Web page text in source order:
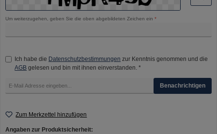
Um weiterzugehen, geben Sie die oben abgebildeten Zeichen ein *
Ich habe die Datenschutzbestimmungen zur Kenntnis genommen und die
AGB gelesen und bin mit ihnen einverstanden. *
Benachrichtigen
Zum Merkzettel hinzufügen
Angaben zur Produktsicherheit: